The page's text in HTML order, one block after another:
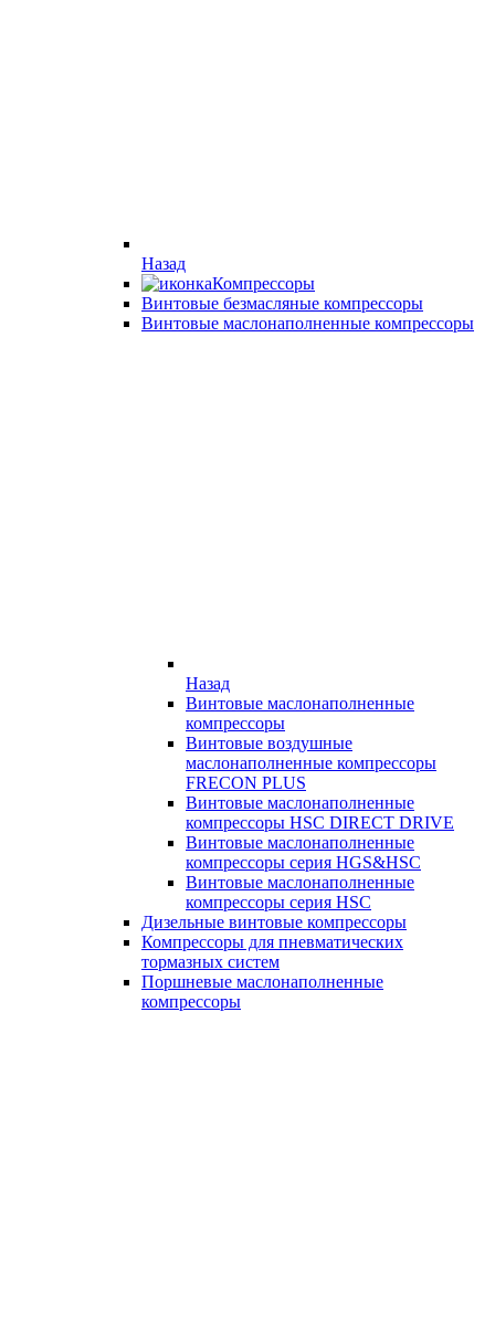
Назад
Компрессоры
Винтовые безмасляные компрессоры
Винтовые маслонаполненные компрессоры
Назад
Винтовые маслонаполненные
компрессоры
Винтовые воздушные
маслонаполненные компрессоры
FRECON PLUS
Винтовые маслонаполненные
компрессоры HSC DIRECT DRIVE
Винтовые маслонаполненные
компрессоры серия HGS&HSC
Винтовые маслонаполненные
компрессоры серия HSC
Дизельные винтовые компрессоры
Компрессоры для пневматических
тормазных систем
Поршневые маслонаполненные
компрессоры